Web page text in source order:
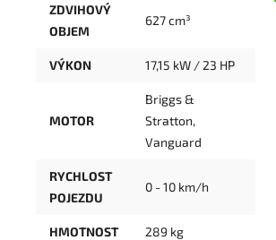
ZDVIHOVÝ
OBJEM
627 cm³
VÝKON 17,15 kW / 23 HP
MOTOR
Briggs &
Stratton,
Vanguard
RYCHLOST
POJEZDU
0 - 10 km/h
HMOTNOST 289 kg